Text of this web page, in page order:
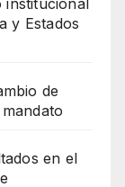
institucional
y Estados
de
en el